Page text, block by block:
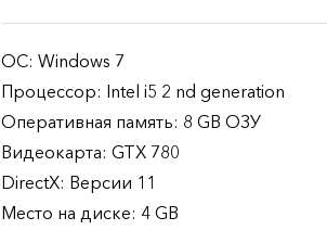
ОС: Windows 7
Процессор: Intel i5 2 nd generation
Оперативная память: 8 GB ОЗУ
Видеокарта: GTX 780
DirectX: Версии 11
Место на диске: 4 GB